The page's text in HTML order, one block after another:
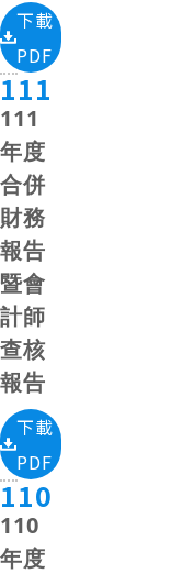
下載
PDF
111
111
年度
合併
財務
報告
暨會
計師
查核
報告
下載
PDF
110
110
年度